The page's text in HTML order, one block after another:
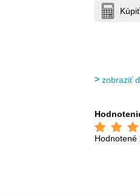
zobraziť
Hodnotené